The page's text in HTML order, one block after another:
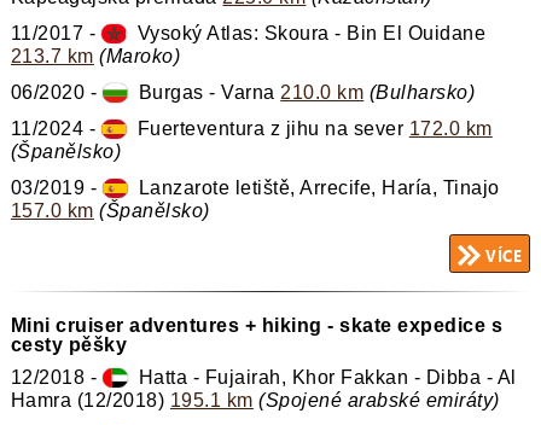
11/2017 -
Vysoký Atlas: Skoura - Bin El Ouidane
213.7 km (Maroko)
06/2020 -
Burgas - Varna 210.0 km (Bulharsko)
11/2024 -
Fuerteventura z jihu na sever 172.0 km
(Španělsko)
03/2019 -
Lanzarote letiště, Arrecife, Haría, Tinajo
157.0 km (Španělsko)
Mini cruiser adventures + hiking - skate expedice s
cesty pěšky
12/2018 -
Hatta - Fujairah, Khor Fakkan - Dibba - Al
Hamra (12/2018) 195.1 km (Spojené arabské emiráty)